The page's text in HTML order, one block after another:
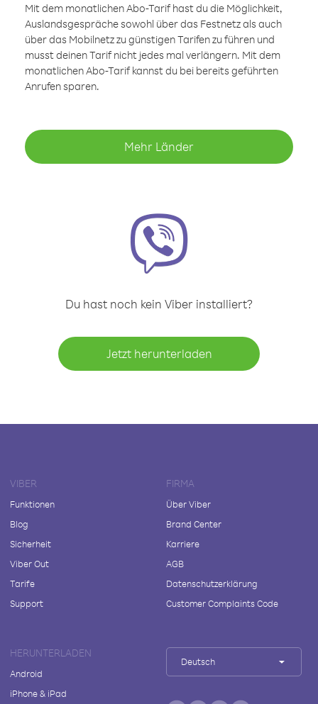
Mit dem monatlichen Abo-Tarif hast du die Möglichkeit,
Auslandsgespräche sowohl über das Festnetz als auch
über das Mobilnetz zu günstigen Tarifen zu führen und
musst deinen Tarif nicht jedes mal verlängern. Mit dem
monatlichen Abo-Tarif kannst du bei bereits geführten
Anrufen sparen.
Mehr Länder
Du hast noch kein Viber installiert?
Jetzt herunterladen
VIBER
Funktionen
Blog
Sicherheit
Viber Out
Tarife
Support
FIRMA
Über Viber
Brand Center
Karriere
AGB
Datenschutzerklärung
Customer Complaints Code
HERUNTERLADEN
Android
iPhone & iPad
Deutsch